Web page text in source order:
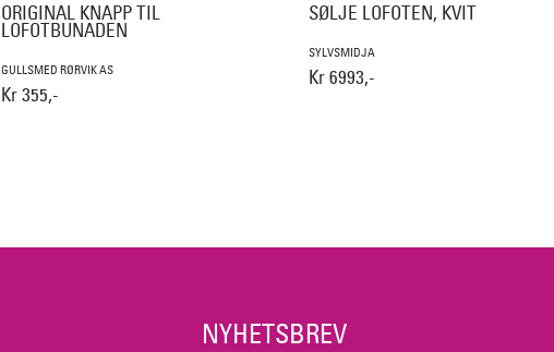
ORIGINAL KNAPP TIL
LOFOTBUNADEN
GULLSMED RØRVIK AS
Kr 355,-
SØLJE LOFOTEN, KVIT
SYLVSMIDJA
Kr 6993,-
NYHETSBREV